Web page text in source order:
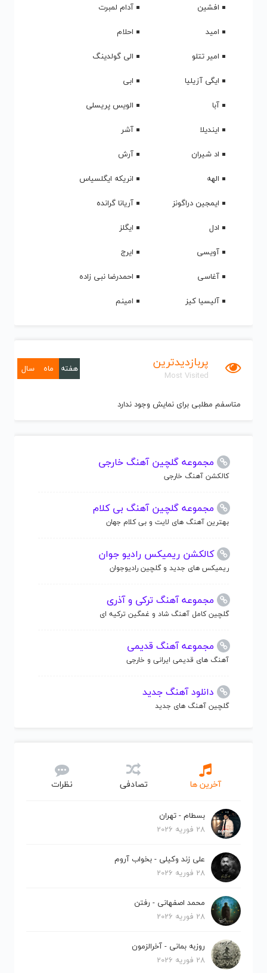
افشین
آدام لمبرت
امید
احلام
امیر تتلو
الی گولدینگ
ایگی آزیلیا
ابی
آبا
الویس پریسلی
ایندیلا
آشر
اد شیران
آرش
الهه
انریکه ایگلسیاس
ایمجین دراگونز
آریانا گرانده
ادل
ایگلز
آویسی
ایرج
آغاسی
احمدرضا نبی زاده
آلیسیا کیز
امینم
پربازدیدترین
Most Visited
هفته ماه سال
متاسفم مطلبی برای نمایش وجود ندارد
مجموعه گلچین آهنگ خارجی
کالکشن آهنگ خارجی
مجموعه گلچین آهنگ بی کلام
بهترین آهنگ های لایت و بی کلام جهان
کالکشن ریمیکس رادیو جوان
ریمیکس های جدید و گلچین رادیوجوان
مجموعه آهنگ ترکی و آذری
گلچین کامل آهنگ شاد و غمگین ترکیه ای
مجموعه آهنگ قدیمی
آهنگ های قدیمی ایرانی و خارجی
دانلود آهنگ جدید
گلچین آهنگ های جدید
آخرین ها تصادفی نظرات
بسطام - تهران
28 فوریه 2026
علی زند وکیلی - بخواب آروم
28 فوریه 2026
محمد اصفهانی - رفتن
28 فوریه 2026
روزبه بمانی - آخرالزمون
28 فوریه 2026